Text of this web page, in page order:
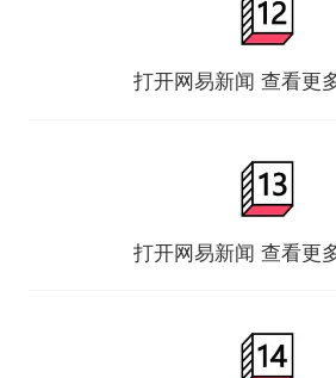
打开网易新闻 查看更
打开网易新闻 查看更